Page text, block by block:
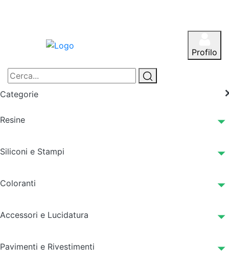
Profilo
Categorie
Resine
Siliconi e Stampi
Coloranti
Accessori e Lucidatura
Pavimenti e Rivestimenti